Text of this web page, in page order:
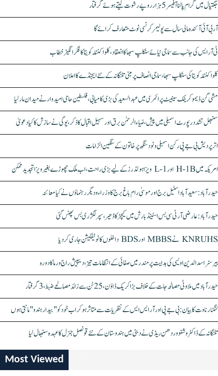
جگتیال میں گرام پالنا آفیسر 5 ہزار روپے رشوت لیتے ہوئے گرفتار
آر بی آئی آئندہ مالی سال سے پولیمر کرنسی نوٹ متعارف کرائے گا
ٹی آر ایس کی جانب سے سماجی نیائے سنکلپ سبھا کا انعقاد، کلواکنٹلہ کویتا کا فکر انگیز خطاب
کلواکنٹلہ کویتا کی سنکلپ سبھا، سماجی انصاف پر مبنی تلنگانہ کے نئے ایجنڈے کا اعلان
مشی گن ڈیموکریٹک سینیٹ پرائمری میں عبدالسعید کی بڑی کامیابی، فلسطین حامی امیدوار نے میدان مار لیا
سنبھل تشدد رپورٹ اسمبلی میں پیش، ضیاء الرحمٰن برق اور سہیل اقبال کا ذکر، یوگی نے سازش کا کیا دعویٰ
اتر پردیش بی جے پی رکن اسمبلی ونود سنگھ پر خاتون کے سنگین الزامات
امریکہ میں H-1B اور L-1 ویزا ہولڈرز کے لیے بڑی راحت، اب ملک چھوڑے بغیر ویزا تجدید ممکن
حیدرآباد: سعیدآباد اسٹیل برج اور موسیٰ رام باغ برج کا وزراء و دیگر رہنماؤں نے کیا معائنہ
حیدرآباد: عارضی آر ٹی سی بس اسٹینڈ بارش میں کیچڑ کا ڈھیر، سپر لگژری بس پھنس گئی
KNRUHS نے MBBS اور BDS داخلوں کا نوٹیفکیشن جاری کر دیا
بیرسٹر اسدالدین اویسی کی ہدایت پر مندر میں صفائی کے انتظامات تیز، دیپیش راج ورما کا دورہ
حیدرآباد میں ملاوٹی مصالحہ جات کے خلاف بڑا کریک ڈاؤن، 25 ٹن سے زائد مصالحے ضبط، 3 گرفتار
کنگنا رناوت کا بیان: بی جے پی اور آر ایس ایس کے نظریات سے متاثر ہو کر اب خود کو "بیدار ہندو" مانتی ہوں
تلنگانہ کے ڈاکٹر وشنو وردھن ریڈی نے دبئی میں ہندوستان کے نئے قونصل جنرل کا عہدہ سنبھال لیا
Most Viewed